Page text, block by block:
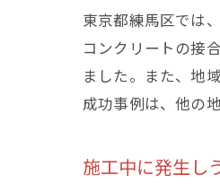
東京都練馬区では
コンクリートの接
ました。また、地
成功事例は、他の
施工中に発生し